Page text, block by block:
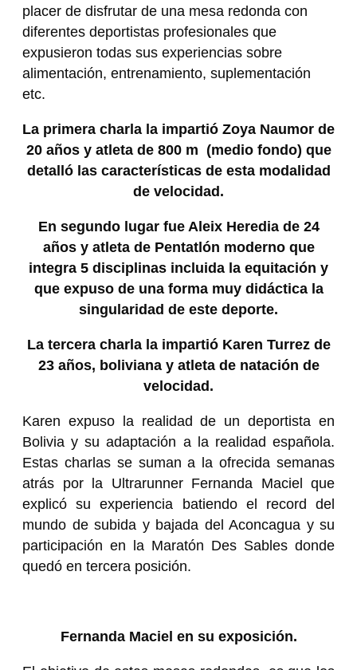
placer de disfrutar de una mesa redonda con
diferentes deportistas profesionales que
expusieron todas sus experiencias sobre
alimentación, entrenamiento, suplementación
etc.
La primera charla la impartió Zoya Naumor de
20 años y atleta de 800 m (medio fondo) que
detalló las características de esta modalidad
de velocidad.
En segundo lugar fue Aleix Heredia de 24
años y atleta de Pentatlón moderno que
integra 5 disciplinas incluida la equitación y
que expuso de una forma muy didáctica la
singularidad de este deporte.
La tercera charla la impartió Karen Turrez de
23 años, boliviana y atleta de natación de
velocidad.
Karen expuso la realidad de un deportista en
Bolivia y su adaptación a la realidad española.
Estas charlas se suman a la ofrecida semanas
atrás por la Ultrarunner Fernanda Maciel que
explicó su experiencia batiendo el record del
mundo de subida y bajada del Aconcagua y su
participación en la Maratón Des Sables donde
quedó en tercera posición.
Fernanda Maciel en su exposición.